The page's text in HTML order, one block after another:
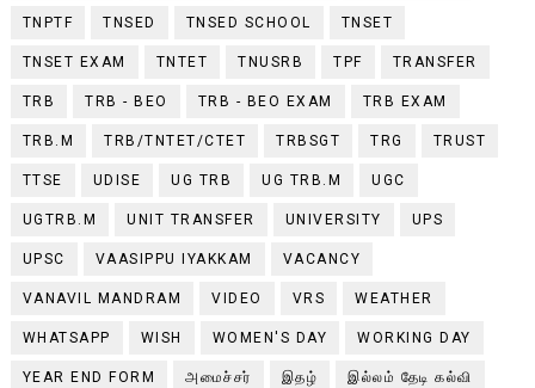
TNPTF TNSED TNSED SCHOOL TNSET
TNSET EXAM TNTET TNUSRB TPF TRANSFER
TRB TRB - BEO TRB - BEO EXAM TRB EXAM
TRB.M TRB/TNTET/CTET TRBSGT TRG TRUST
TTSE UDISE UG TRB UG TRB.M UGC
UGTRB.M UNIT TRANSFER UNIVERSITY UPS
UPSC VAASIPPU IYAKKAM VACANCY
VANAVIL MANDRAM VIDEO VRS WEATHER
WHATSAPP WISH WOMEN'S DAY WORKING DAY
YEAR END FORM அமைச்சர் இதழ் இல்லம் தேடி கல்வி